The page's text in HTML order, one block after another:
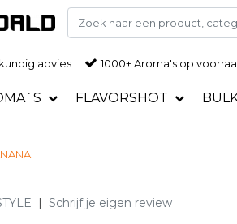
advies 1000+ Aroma's op
FLAVORSHOT
| Schrijf je eigen review